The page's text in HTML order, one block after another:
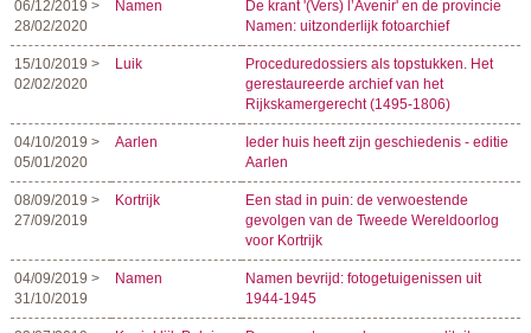
06/12/2019 >
28/02/2020
Namen
De krant '(Vers) l’Avenir' en de provincie
Namen: uitzonderlijk fotoarchief
15/10/2019 >
02/02/2020
Luik
Proceduredossiers als topstukken. Het
gerestaureerde archief van het
Rijkskamergerecht (1495-1806)
04/10/2019 >
05/01/2020
Aarlen
Ieder huis heeft zijn geschiedenis - editie
Aarlen
08/09/2019 >
27/09/2019
Kortrijk
Een stad in puin: de verwoestende
gevolgen van de Tweede Wereldoorlog
voor Kortrijk
04/09/2019 >
31/10/2019
Namen
Namen bevrijd: fotogetuigenissen uit
1944-1945